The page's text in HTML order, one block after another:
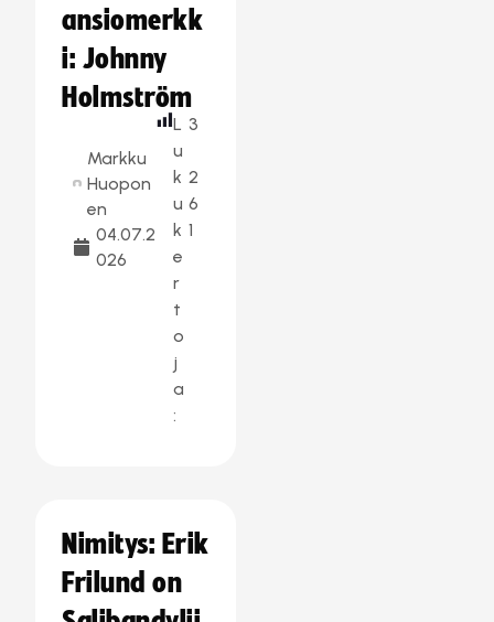
ansiomerkk
i: Johnny
Holmström
Markku
Huopon
en
04.07.2
026
L
u
k
u
k
e
r
t
o
j
a
:
3
2
6
1
Nimitys: Erik
Frilund on